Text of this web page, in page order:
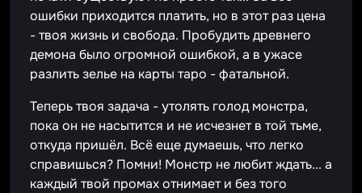
ошибки приходится платить, но в этот раз цена
- твоя жизнь и свобода. Пробудить древнего
демона было огромной ошибкой, а в ужасе
разлить зелье на карты таро - фатальной.
Теперь твоя задача - утолять голод монстра,
пока он не насытится и не исчезнет в той тьме,
откуда пришёл. Всё еще думаешь, что легко
справишься? Помни! Монстр не любит ждать... а
каждый твой промах отнимает и без того